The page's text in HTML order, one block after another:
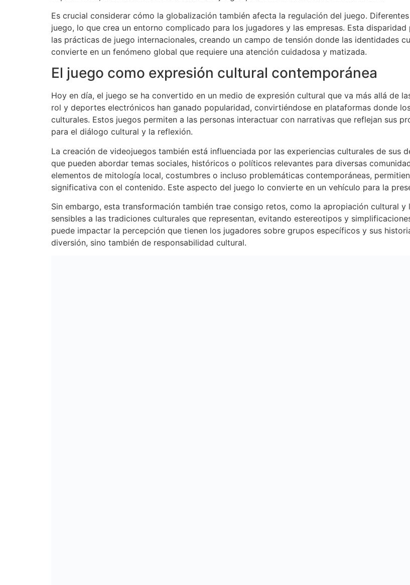
Es crucial considerar cómo la globalización también afecta la regulación del juego.
juego, lo que crea un entorno complicado para los jugadores y las empresas. Esta
las prácticas de juego internacionales, creando un campo de tensión donde las identidades
convierte en un fenómeno global que requiere una atención cuidadosa y matizada.
El juego como expresión cultural contemporánea
Hoy en día, el juego se ha convertido en un medio de expresión cultural que va más allá de
rol y deportes electrónicos han ganado popularidad, convirtiéndose en plataformas donde
culturales. Estos juegos permiten a las personas interactuar con narrativas que reflejan sus
para el diálogo cultural y la reflexión.
La creación de videojuegos también está influenciada por las experiencias culturales de sus
que pueden abordar temas sociales, históricos o políticos relevantes para diversas
elementos de mitología local, costumbres o incluso problemáticas contemporáneas,
significativa con el contenido. Este aspecto del juego lo convierte en un vehículo para la
Sin embargo, esta transformación también trae consigo retos, como la apropiación cultural y
sensibles a las tradiciones culturales que representan, evitando estereotipos y
puede impactar la percepción que tienen los jugadores sobre grupos específicos y sus
diversión, sino también de responsabilidad cultural.